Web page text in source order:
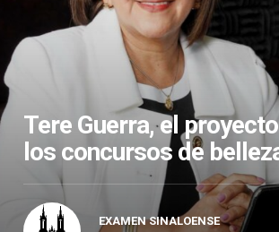
Tere Guerra, el
los concursos de
EXAMEN SINALOENSE